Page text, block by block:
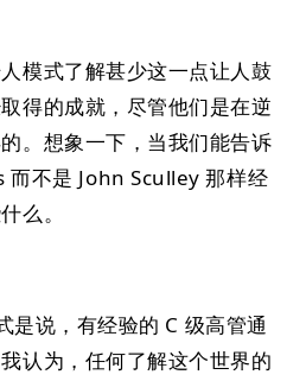
模式了解甚少这一点让人鼓
得的成就，尽管他们是在逆
。想象一下，当我们能告诉
而不是 John Sculley 那样经
么。
是说，有经验的 C 级高管通
认为，任何了解这个世界的